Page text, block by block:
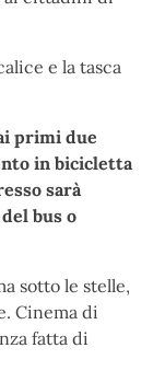
e la tasca
primi due
in bicicletta
sarà
bus o
sotto le stelle,
Cinema di
fatta di